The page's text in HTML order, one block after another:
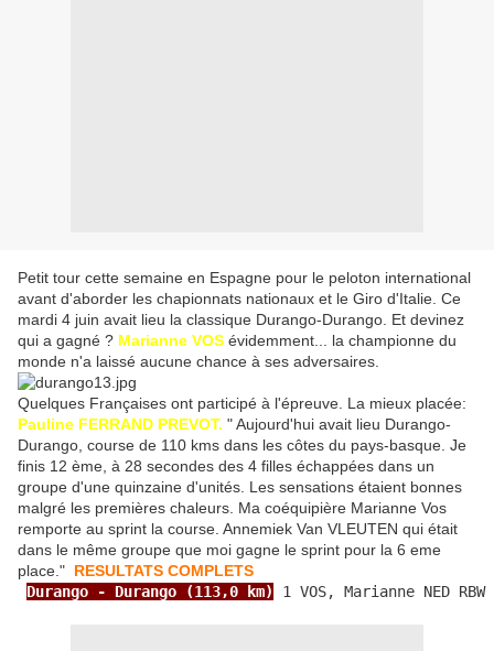
Petit tour cette semaine en Espagne pour le peloton international
avant d'aborder les chapionnats nationaux et le Giro d'Italie. Ce
mardi 4 juin avait lieu la classique Durango-Durango. Et devinez
qui a gagné ? Marianne VOS évidemment... la championne du
monde n'a laissé aucune chance à ses adversaires.
Quelques Françaises ont participé à l'épreuve. La mieux placée:
Pauline FERRAND PREVOT. " Aujourd'hui avait lieu Durango-
Durango, course de 110 kms dans les côtes du pays-basque. Je
finis 12 ème, à 28 secondes des 4 filles échappées dans un
groupe d'une quinzaine d'unités. Les sensations étaient bonnes
malgré les premières chaleurs. Ma coéquipière Marianne Vos
remporte au sprint la course. Annemiek Van VLEUTEN qui était
dans le même groupe que moi gagne le sprint pour la 6 eme
place." RESULTATS COMPLETS
Durango - Durango (113,0 km)
1 VOS, Marianne NED